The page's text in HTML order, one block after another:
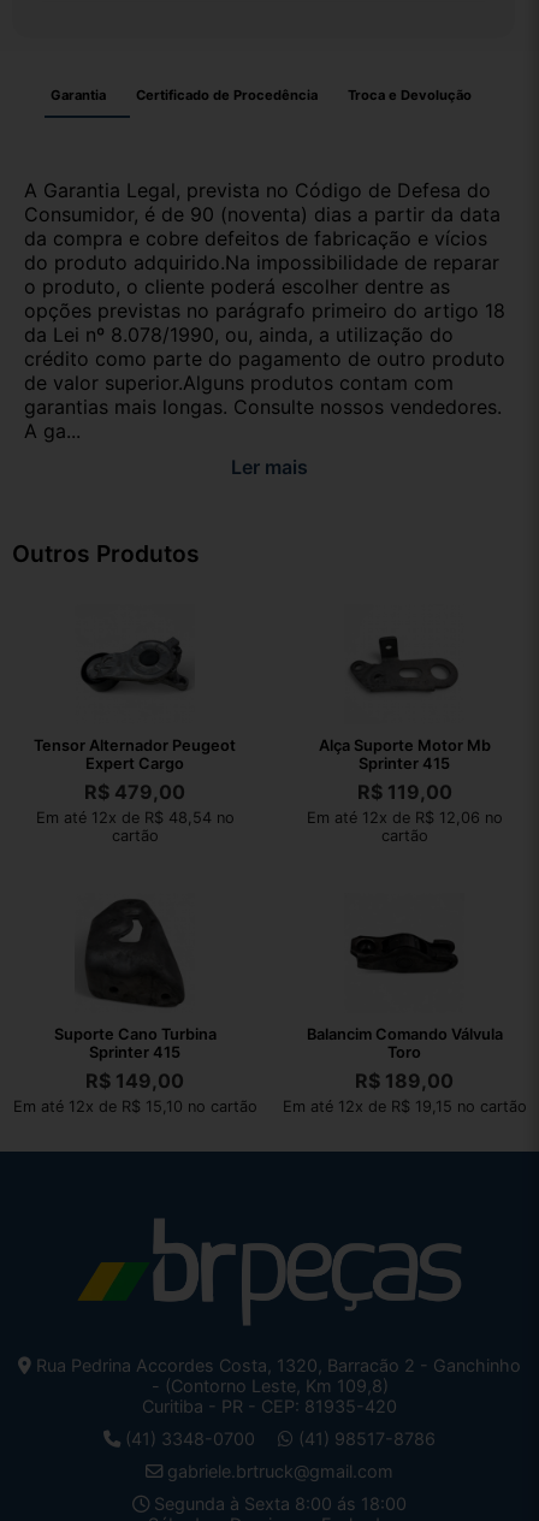
Garantia Certificado de Procedência Troca e Devolução
A Garantia Legal, prevista no Código de Defesa do
Consumidor, é de 90 (noventa) dias a partir da data
da compra e cobre defeitos de fabricação e vícios
do produto adquirido.Na impossibilidade de reparar
o produto, o cliente poderá escolher dentre as
opções previstas no parágrafo primeiro do artigo 18
da Lei nº 8.078/1990, ou, ainda, a utilização do
crédito como parte do pagamento de outro produto
de valor superior.Alguns produtos contam com
garantias mais longas. Consulte nossos vendedores.
A ga...
Ler mais
Outros Produtos
Tensor Alternador Peugeot
Expert Cargo
R$ 479,00
Em até 12x de R$ 48,54 no
cartão
Alça Suporte Motor Mb
Sprinter 415
R$119,00
Em até 12x de R$ 12,06 no
cartão
Suporte Cano Turbina
Sprinter 415
R$ 149,00
Em até 12x de R$ 15,10 no cartão
Balancim Comando Válvula
Toro
R$ 189,00
Em até 12x de R$ 19,15 no cartão
Rua Pedrina Accordes Costa, 1320, Barracão 2 - Ganchinho
- (Contorno Leste, Km 109,8)
Curitiba - PR - CEP: 81935-420
(41) 3348-0700
(41) 98517-8786
gabriele.brtruck@gmail.com
Segunda à Sexta 8:00 ás 18:00